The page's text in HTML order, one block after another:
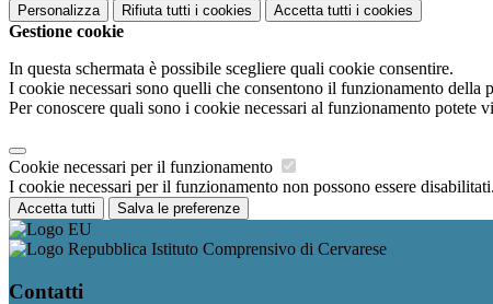
Personalizza Rifiuta tutti i cookies Accetta tutti i cookies
Gestione cookie
In questa schermata è possibile scegliere quali cookie consentire.
I cookie necessari sono quelli che consentono il funzionamento della
Per conoscere quali sono i cookie necessari al funzionamento potete
Cookie necessari per il funzionamento
I cookie necessari per il funzionamento non possono essere
Accetta tutti Salva le preferenze
Istituto Comprensivo di Cervarese
Contatti